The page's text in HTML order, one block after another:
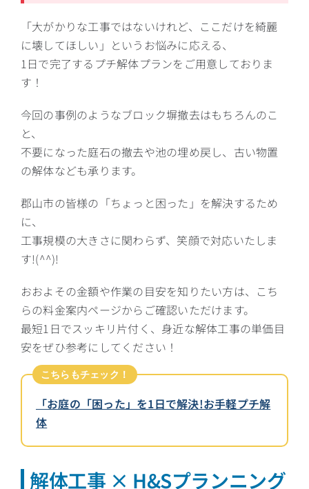
「大がかりな工事ではないけれど、ここだけを綺麗
に壊してほしい」というお悩みに応える、
1日で完了するプチ解体プランをご用意しておりま
す！
今回の事例のようなブロック塀撤去はもちろんのこ
と、
不要になった庭石の撤去や池の埋め戻し、古い物置
の解体なども承ります。
郡山市の皆様の「ちょっと困った」を解決するため
に、
工事規模の大きさに関わらず、笑顔で対応いたしま
す!(^^)!
おおよその金額や作業の目安を知りたい方は、こち
らの料金案内ページからご確認いただけます。
最短1日でスッキリ片付く、身近な解体工事の単価目
安をぜひ参考にしてください！
こちらもチェック！
「お庭の「困った」を1日で解決!お手軽プチ解
体
解体工事 × H&Sプランニング